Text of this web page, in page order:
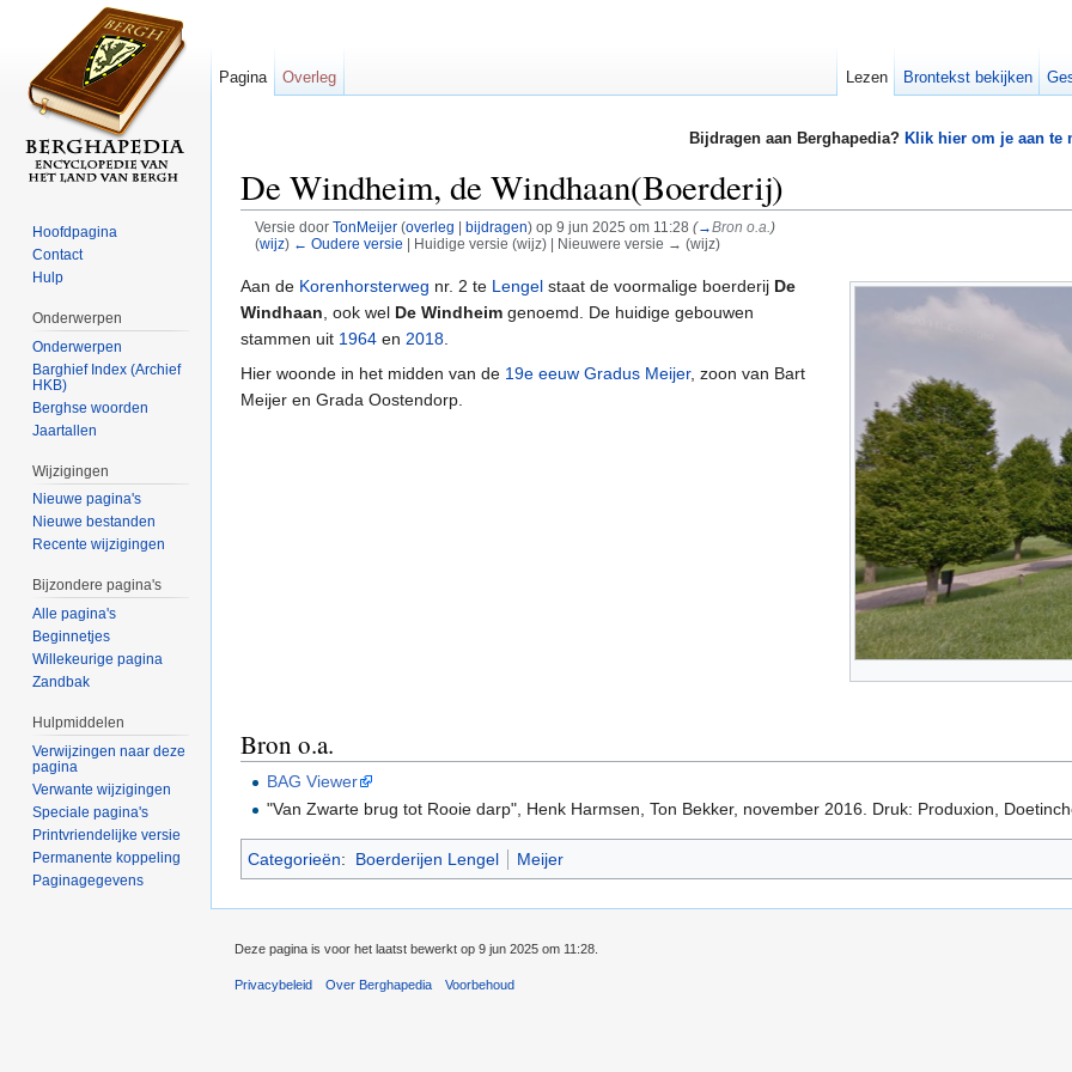
Bijdragen aan Berghapedia? Klik hier om je aan te
De Windheim, de Windhaan(Boerderij)
Versie door TonMeijer (overleg bijdragen)op 9 jun 2025 om 11:28 (→Bron o.a. )
(wijz) ← Oudere versie | Huidige versie (wijz) | Nieuwere versie → (wijz)
Aan de Korenhorsterweg nr. 2 te Lengel staat de voormalige boerderij De
Windhaan , ook wel De Windheim genoemd. De huidige gebouwen
stammen uit 1964 en 2018
Hier woonde in het midden van de 19e eeuw Gradus Meijer, zoon van Bart
Meijer en Grada Oostendorp.
Bron o.a.
BAG Viewer
"Van Zwarte brug tot Rooie darp", Henk Harmsen, Ton Bekker, november 2016. Druk: Produxion,
Categorieën: Boerderijen Lengel Meijer
Pagina Overleg Lezen Brontekst bekijken
Hoofdpagina
Contact
Hulp
Onderwerpen
Onderwerpen
Barghief Index (Archief
HKB)
Berghse woorden
Jaartallen
Wijzigingen
Nieuwe pagina's
Nieuwe bestanden
Recente wijzigingen
Bijzondere pagina's
Alle pagina's
Beginnetjes
Willekeurige pagina
Zandbak
Hulpmiddelen
Verwijzingen naar deze
pagina
Verwante wijzigingen
Speciale pagina's
Printvriendelijke versie
Permanente koppeling
Paginagegevens
Deze pagina is voor het laatst bewerkt op 9 jun 2025 om 11:28.
Privacybeleid Over Berghapedia Voorbehoud